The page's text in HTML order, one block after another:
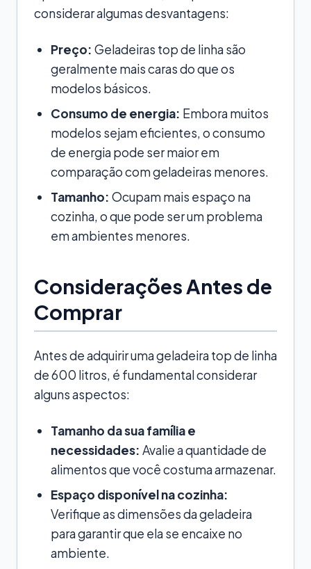
considerar algumas desvantagens:
Preço: Geladeiras top de linha são
geralmente mais caras do que os
modelos básicos.
Consumo de energia: Embora muitos
modelos sejam eficientes, o consumo
de energia pode ser maior em
comparação com geladeiras menores.
Tamanho: Ocupam mais espaço na
cozinha, o que pode ser um problema
em ambientes menores.
Considerações Antes de
Comprar
Antes de adquirir uma geladeira top de linha
de 600 litros, é fundamental considerar
alguns aspectos:
Tamanho da sua família e
necessidades: Avalie a quantidade de
alimentos que você costuma armazenar.
Espaço disponível na cozinha:
Verifique as dimensões da geladeira
para garantir que ela se encaixe no
ambiente.